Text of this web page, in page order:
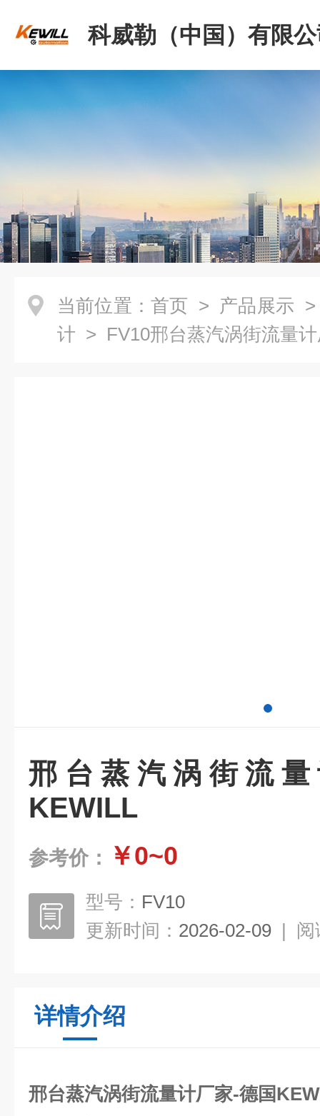
科威勒（中国）有限
当前位置： 首页 > 产品展示
计 > FV10邢台蒸汽涡街流量
邢台蒸汽涡街流
KEWILL
参考价： ￥0~0
型号： FV10
更新时间： 2026-02-09 | 阅
详情介绍
邢台蒸汽涡街流量计厂家-德国